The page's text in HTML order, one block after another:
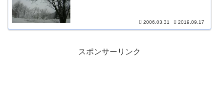
2006.03.31 2019.09.17
スポンサーリンク